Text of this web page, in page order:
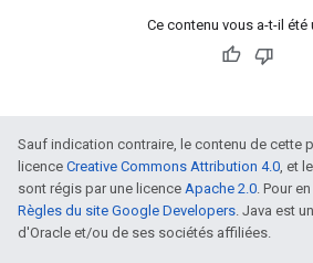
Ce contenu vous a-t-il été
Sauf indication contraire, le contenu de cette
licence Creative Commons Attribution 4.0, et
sont régis par une licence Apache 2.0. Pour
Règles du site Google Developers. Java est
d'Oracle et/ou de ses sociétés affiliées.